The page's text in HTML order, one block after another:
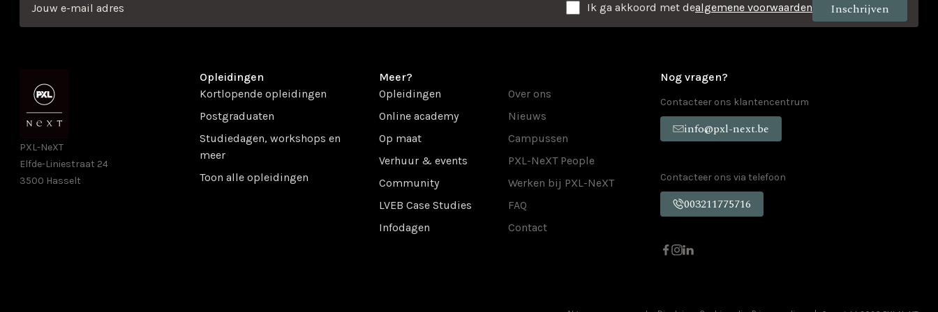
Ik ga akkoord met dealgemene voorwaarden
PXL-NeXT
Elfde-Liniestraat 24
3500 Hasselt
Opleidingen
Kortlopende opleidingen
Postgraduaten
Studiedagen, workshops en
meer
Toon alle opleidingen
Meer?
Opleidingen
Online academy
Op maat
Verhuur & events
Community
LVEB Case Studies
Infodagen
Over ons
Nieuws
Campussen
PXL-NeXT People
Werken bij PXL-NeXT
FAQ
Contact
Nog vragen?
Contacteer ons klantencentrum
info@pxl-next.be
Contacteer ons via telefoon
003211775716